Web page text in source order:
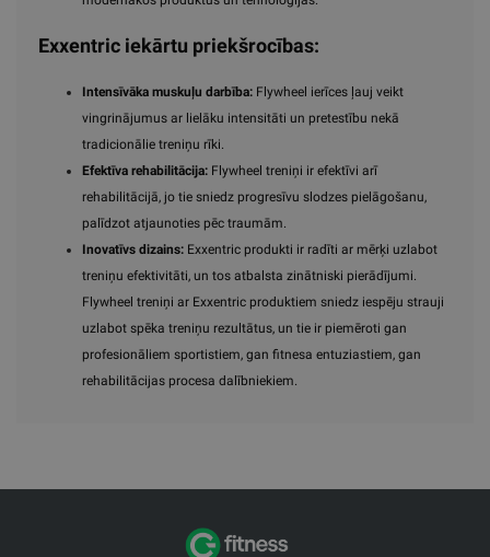
Exxentric iekārtu priekšrocības:
Intensīvāka muskuļu darbība: Flywheel ierīces ļauj veikt
vingrinājumus ar lielāku intensitāti un pretestību nekā
tradicionālie treniņu rīki.
Efektīva rehabilitācija: Flywheel treniņi ir efektīvi arī
rehabilitācijā, jo tie sniedz progresīvu slodzes pielāgošanu,
palīdzot atjaunoties pēc traumām.
Inovatīvs dizains: Exxentric produkti ir radīti ar mērķi uzlabot
treniņu efektivitāti, un tos atbalsta zinātniski pierādījumi.
Flywheel treniņi ar Exxentric produktiem sniedz iespēju strauji
uzlabot spēka treniņu rezultātus, un tie ir piemēroti gan
profesionāliem sportistiem, gan fitnesa entuziastiem, gan
rehabilitācijas procesa dalībniekiem.